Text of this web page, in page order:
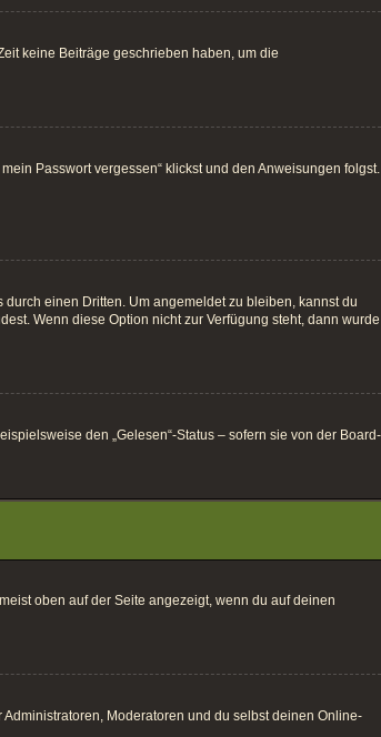
keine Beiträge geschrieben haben, um die
Passwort vergessen“ klickst und den Anweisungen folgst.
einen Dritten. Um angemeldet zu bleiben, kannst du
Wenn diese Option nicht zur Verfügung steht, dann wurde
den „Gelesen“-Status – sofern sie von der Board-
oben auf der Seite angezeigt, wenn du auf deinen
Moderatoren und du selbst deinen Online-